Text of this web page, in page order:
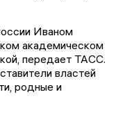
Иваном
академическом
передает ТАСС.
властей
родные и